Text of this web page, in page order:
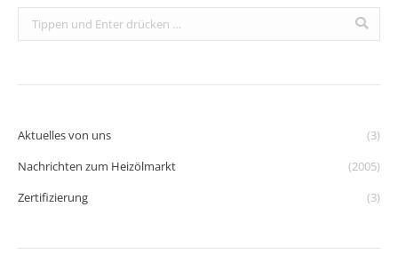
Search:
Aktuelles von uns
(3)
Nachrichten zum Heizölmarkt
(2005)
Zertifizierung
(3)